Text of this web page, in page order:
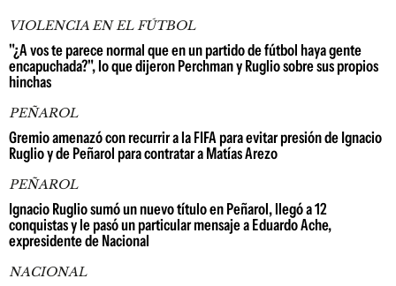
VIOLENCIA EN EL FÚTBOL
"¿A vos te parece normal que en un partido de fútbol haya gente
encapuchada?", lo que dijeron Perchman y Ruglio sobre sus propios
hinchas
PEÑAROL
Gremio amenazó con recurrir a la FIFA para evitar presión de Ignacio
Ruglio y de Peñarol para contratar a Matías Arezo
PEÑAROL
Ignacio Ruglio sumó un nuevo título en Peñarol, llegó a 12
conquistas y le pasó un particular mensaje a Eduardo Ache,
expresidente de Nacional
NACIONAL